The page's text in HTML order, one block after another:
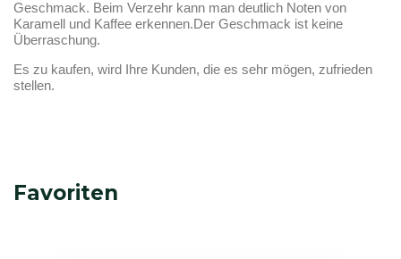
Geschmack. Beim Verzehr kann man deutlich Noten von
Karamell und Kaffee erkennen.Der Geschmack ist keine
Überraschung.
Es zu kaufen, wird Ihre Kunden, die es sehr mögen, zufrieden
stellen.
Favoriten